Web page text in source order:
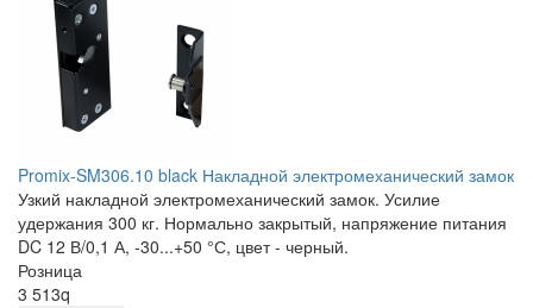
Promix-SM306.10 black Накладной электромеханический замок
Узкий накладной электромеханический замок. Усилие
удержания 300 кг. Нормально закрытый, напряжение питания
DC 12 В/0,1 А, -30...+50 °С, цвет - черный.
Розница
3 513q